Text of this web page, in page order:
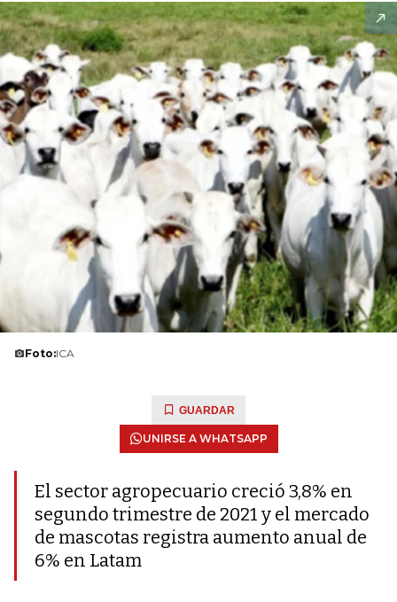
Foto:ICA
GUARDAR
UNIRSE A WHATSAPP
El sector agropecuario creció 3,8% en
segundo trimestre de 2021 y el mercado
de mascotas registra aumento anual de
6% en Latam